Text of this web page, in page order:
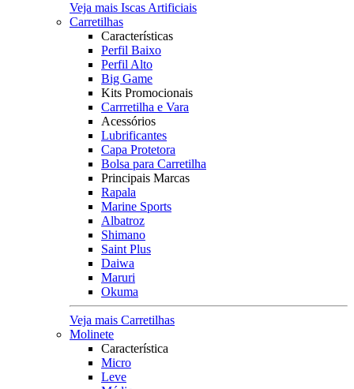
Veja mais Iscas Artificiais
Carretilhas
Características
Perfil Baixo
Perfil Alto
Big Game
Kits Promocionais
Carrretilha e Vara
Acessórios
Lubrificantes
Capa Protetora
Bolsa para Carretilha
Principais Marcas
Rapala
Marine Sports
Albatroz
Shimano
Saint Plus
Daiwa
Maruri
Okuma
Veja mais Carretilhas
Molinete
Característica
Micro
Leve